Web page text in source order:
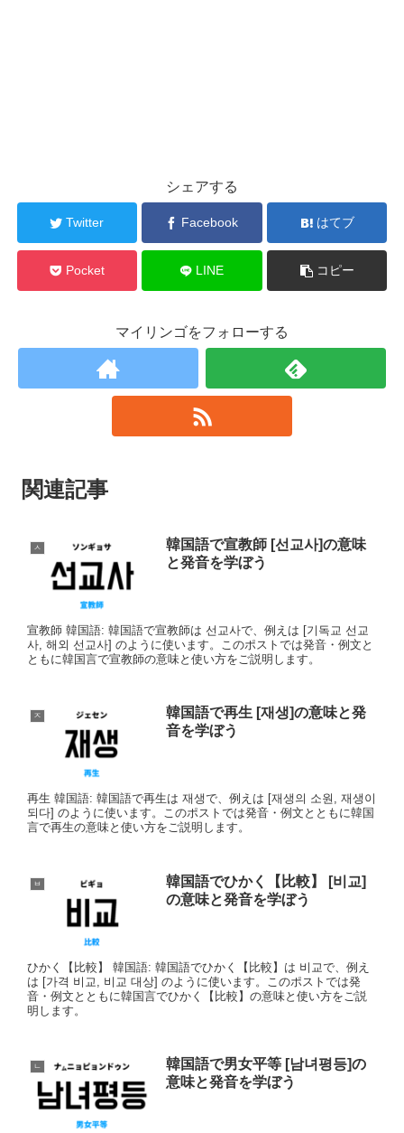
シェアする
Twitter Facebook はてブ
Pocket LINE コピー
マイリンゴをフォローする
関連記事
ㅅ
韓国語で宣教師 [선교사]の意味
と発音を学ぼう
宣教師 韓国語: 韓国語で宣教師は 선교사で、例えは [기독교 선교
사, 해외 선교사] のように使います。このポストでは発音・例文と
ともに韓国言で宣教師の意味と使い方をご説明します。
ㅈ
韓国語で再生 [재생]の意味と発
音を学ぼう
再生 韓国語: 韓国語で再生は 재생で、例えは [재생의 소원, 재생이
되다] のように使います。このポストでは発音・例文とともに韓国
言で再生の意味と使い方をご説明します。
ㅂ
韓国語でひかく【比較】 [비교]
の意味と発音を学ぼう
ひかく【比較】 韓国語: 韓国語でひかく【比較】は 비교で、例え
は [가격 비교, 비교 대상] のように使います。このポストでは発
音・例文とともに韓国言でひかく【比較】の意味と使い方をご説
明します。
ㄴ
韓国語で男女平等 [남녀평등]の
意味と発音を学ぼう